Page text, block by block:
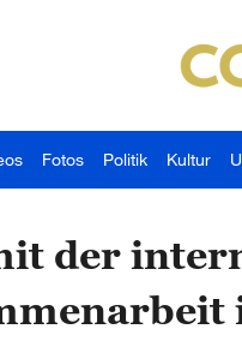
Fotos Politik Kultur
der